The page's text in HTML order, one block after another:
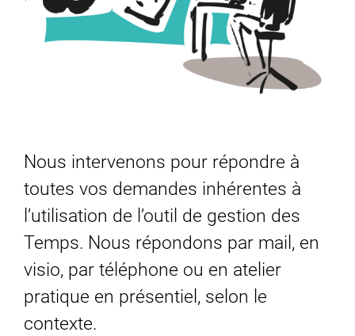
Nous intervenons pour répondre à
toutes vos demandes inhérentes à
l’utilisation de l’outil de gestion des
Temps. Nous répondons par mail, en
visio, par téléphone ou en atelier
pratique en présentiel, selon le
contexte.